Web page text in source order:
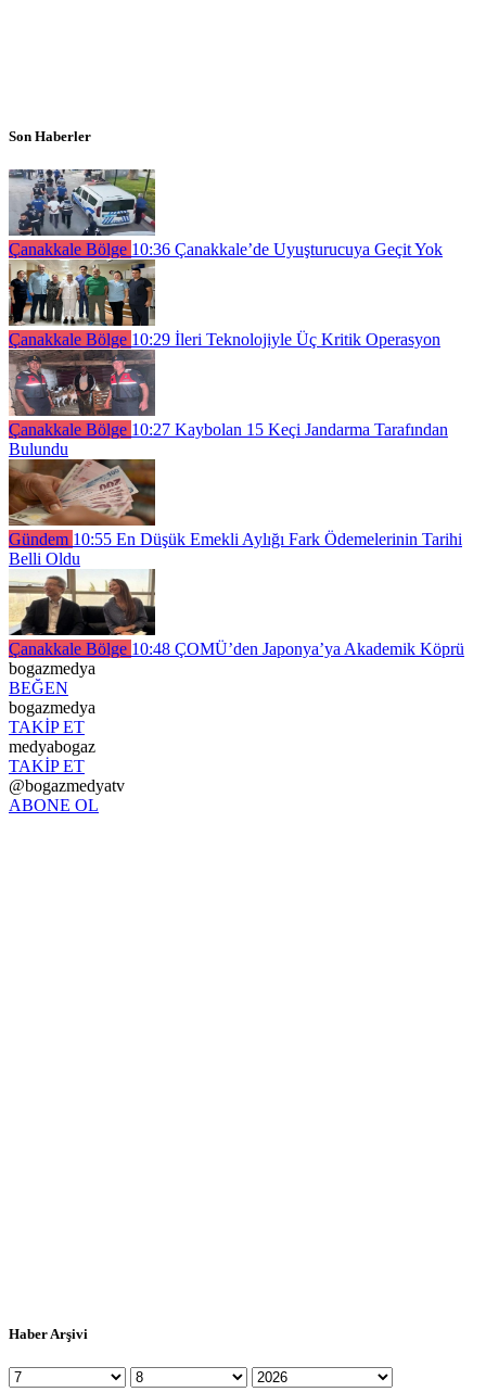
Son Haberler
Çanakkale Bölge 10:36 Çanakkale’de Uyuşturucuya Geçit Yok
Çanakkale Bölge 10:29 İleri Teknolojiyle Üç Kritik Operasyon
Çanakkale Bölge 10:27 Kaybolan 15 Keçi Jandarma Tarafından
Bulundu
Gündem 10:55 En Düşük Emekli Aylığı Fark Ödemelerinin Tarihi
Belli Oldu
Çanakkale Bölge 10:48 ÇOMÜ’den Japonya’ya Akademik Köprü
bogazmedya
BEĞEN
bogazmedya
TAKİP ET
medyabogaz
TAKİP ET
@bogazmedyatv
ABONE OL
Haber Arşivi